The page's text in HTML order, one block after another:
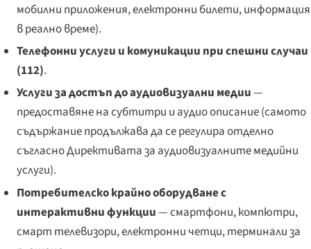
мобилни приложения, електронни билети, информация
в реално време).
Телефонни услуги и комуникации при спешни случаи
(112).
Услуги за достъп до аудиовизуални медии—
предоставяне на субтитри и аудио описание (самото
съдържание продължава да се регулира отделно
съгласно Директивата за аудиовизуалните медийни
услуги).
Потребителско крайно оборудване с
интерактивни функции— смартфони, компютри,
смарт телевизори, електронни четци, терминали за